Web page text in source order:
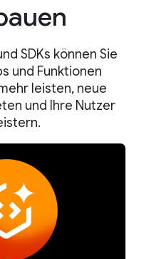
SDKs können Sie
und Funktionen
leisten, neue
und Ihre Nutzer